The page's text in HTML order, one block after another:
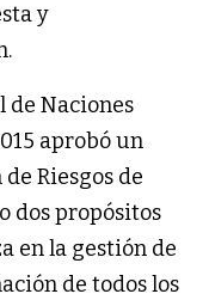
y
de Naciones
aprobó un
Riesgos de
dos propósitos
en la gestión de
de todos los